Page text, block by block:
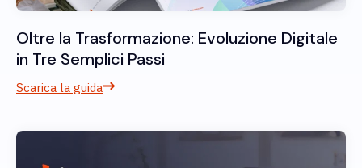
Oltre la Trasformazione: Evoluzione Digitale
in Tre Semplici Passi
Scarica la guida